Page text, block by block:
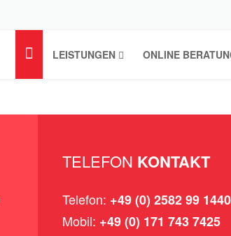
LEISTUNGEN ONLINE
TELEFON KONTAKT
Telefon: +49 (0) 2582 99
Mobil: +49 (0) 171 743 7425